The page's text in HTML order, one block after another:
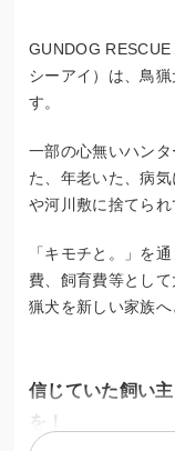
GUNDOG
シーアイ）は、鳥
す。
一部の心無いハン
た、年老いた、病
や河川敷に捨てられ
「キモチと。」を
費、飼育費等とし
猟犬を新しい家族へ
信じていた飼い
を！